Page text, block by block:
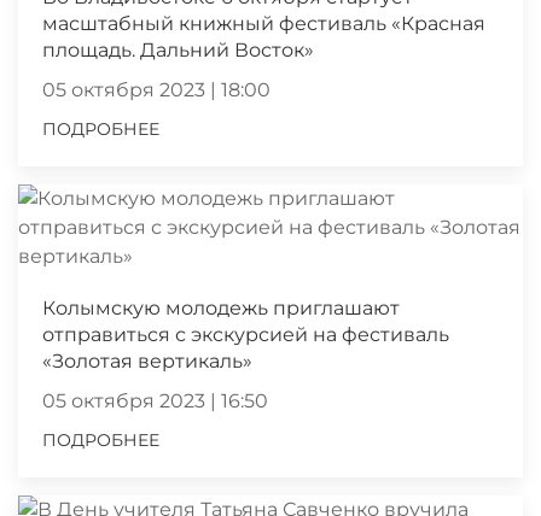
масштабный книжный фестиваль «Красная
площадь. Дальний Восток»
05 октября 2023 | 18:00
ПОДРОБНЕЕ
Колымскую молодежь приглашают
отправиться с экскурсией на фестиваль
«Золотая вертикаль»
05 октября 2023 | 16:50
ПОДРОБНЕЕ